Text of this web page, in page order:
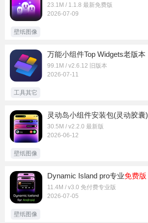
23.1M / 1.1.8 最新免费版
2026-07-09
壁纸图像
万能小组件Top Widgets老版本
99.1M / v2.6.12 旧版本
2026-07-11
工具其它
灵动岛小组件安装包(灵动胶囊)
30.5M / v2.2.0 最新版
2026-06-12
壁纸图像
Dynamic Island pro专业免费版
11.4M / v3.0 免付费专业版
2026-07-05
壁纸图像